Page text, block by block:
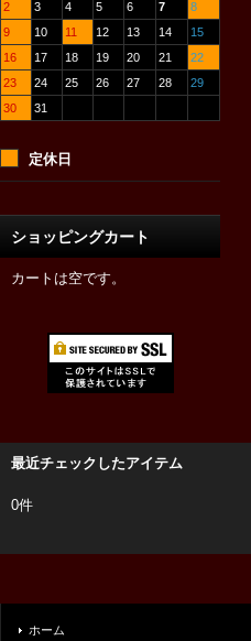
2
3 4 5 6 7
8
9
10 11 12 13 14
15
16
17 18 19 20 21
22
23
24 25 26 27 28
29
30
31
定休日
ショッピングカート
カートは空です。
最近チェックしたアイテム
0件
ホーム